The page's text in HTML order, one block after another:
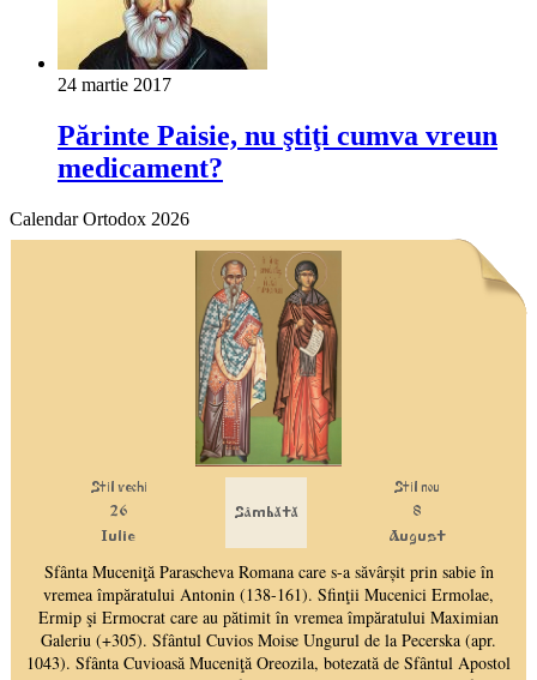
24 martie 2017
Părinte Paisie, nu ştiţi cumva vreun
medicament?
Calendar Ortodox 2026